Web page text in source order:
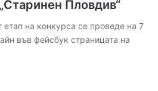
Пловдив“
на конкурса се проведе на 7
във фейсбук страницата на